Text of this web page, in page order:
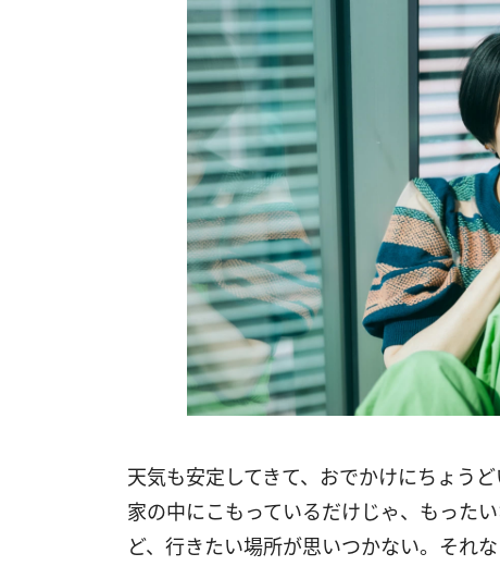
天気も安定してきて、おでかけにちょう
家の中にこもっているだけじゃ、もった
ど、行きたい場所が思いつかない。それ